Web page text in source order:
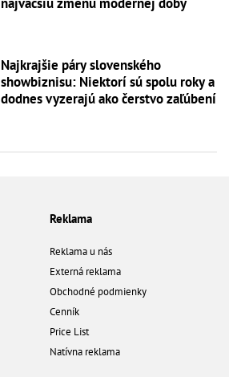
Najkrajšie páry slovenského
showbiznisu: Niektorí sú spolu roky a
dodnes vyzerajú ako čerstvo zaľúbení
Reklama
Reklama u nás
Externá reklama
Obchodné podmienky
Cenník
Price List
Natívna reklama